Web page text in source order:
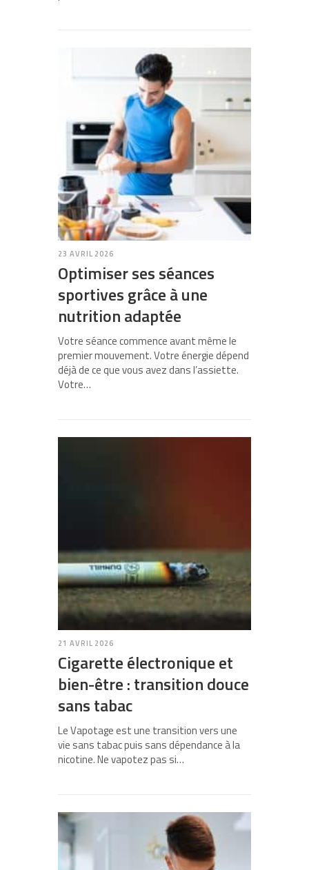
23 AVRIL 2026
Optimiser ses séances
sportives grâce à une
nutrition adaptée
Votre séance commence avant même le
premier mouvement. Votre énergie dépend
déjà de ce que vous avez dans l’assiette.
Votre…
21 AVRIL 2026
Cigarette électronique et
bien-être : transition douce
sans tabac
Le Vapotage est une transition vers une
vie sans tabac puis sans dépendance à la
nicotine. Ne vapotez pas si…